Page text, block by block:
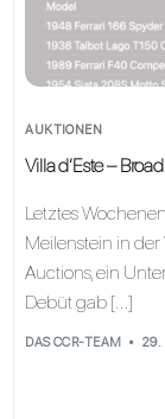
AUKTIONEN
Villa d’Este –
Letztes
Meilenstein in der
Auctions, ein
Debüt gab […]
DAS CCR-TEAM 29.